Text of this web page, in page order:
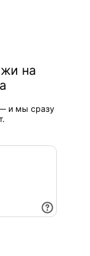
на
и мы сразу